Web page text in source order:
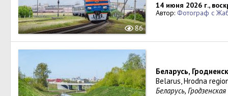
86
14 июня 2026 г.,
Автор: Фотограф с
Беларусь,
Belarus, Hrodna
Беларусь,